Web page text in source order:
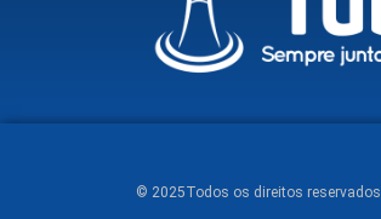
© 2025Todos os direitos reservados